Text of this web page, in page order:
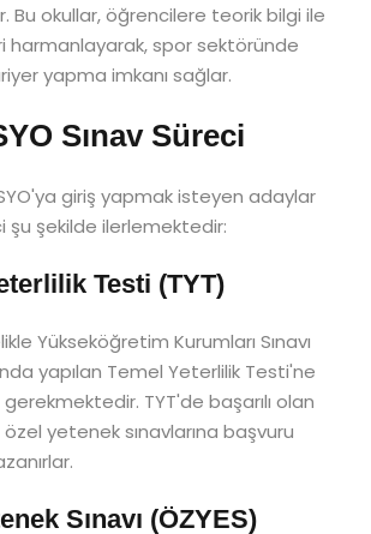
Bu okullar, öğrencilere teorik bilgi ile
harmanlayarak, spor sektöründe
yapma imkanı sağlar.
Sınav Süreci
giriş yapmak isteyen adaylar
şu şekilde ilerlemektedir:
Testi (TYT)
Yükseköğretim Kurumları Sınavı
yapılan Temel Yeterlilik Testi'ne
TYT'de başarılı olan
özel yetenek sınavlarına başvuru
Sınavı (ÖZYES)